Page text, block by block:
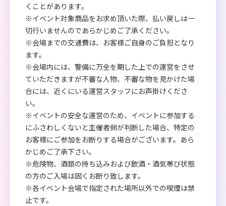
くことがあります。
※イベント対象商品をお求め頂いた際、払い戻しは一
切行いませんのであらかじめご了承ください。
※会場までの交通費は、お客様ご自身のご負担となり
ます。
※会場内には、警備に万全を期した上での運営をさせ
ていただきますが不審な人物、不審な物を見かけた場
合には、近くにいる運営スタッフにお声掛けくださ
い。
※イベントの安全な運営のため、イベントに参加する
にふさわしくないと主催者側が判断した場合、特定の
お客様にご参加をお断りする場合がございます。あら
かじめご了承下さい。
※危険物、酒類の持ち込みおよび飲酒・酒気帯び状態
の方のご入場は固くお断り致します。
※各イベント会場で指定された場所以外での喫煙は禁
止です。